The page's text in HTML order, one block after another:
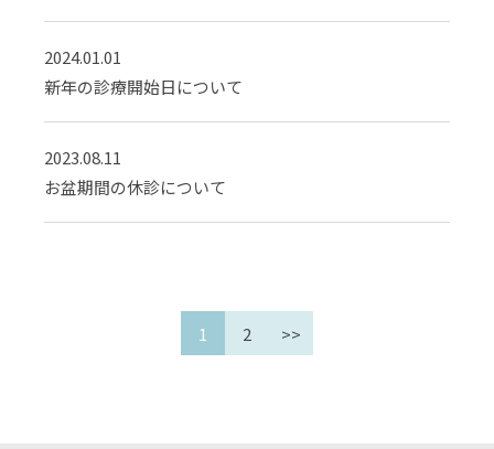
2024.01.01
新年の診療開始日について
2023.08.11
お盆期間の休診について
1 2 >>